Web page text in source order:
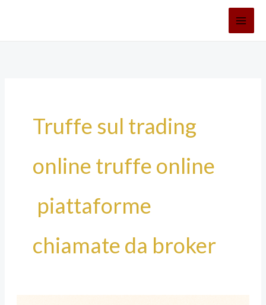
Truffe sul trading
online truffe online
piattaforme
chiamate da broker